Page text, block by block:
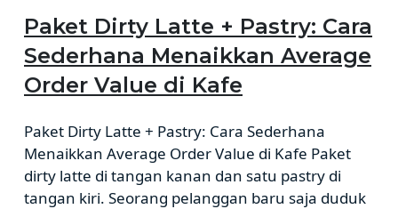
Paket Dirty Latte + Pastry: Cara
Sederhana Menaikkan Average
Order Value di Kafe
Paket Dirty Latte + Pastry: Cara Sederhana
Menaikkan Average Order Value di Kafe Paket
dirty latte di tangan kanan dan satu pastry di
tangan kiri. Seorang pelanggan baru saja duduk